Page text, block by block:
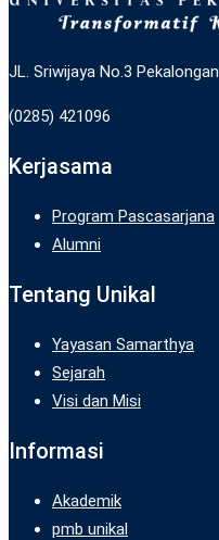
JL. Sriwijaya No.3 Pekalongan
(0285) 421096
Kerjasama
Program Pascasarjana
Alumni
Tentang Unikal
Yayasan Samarthya
Sejarah
Visi dan Misi
Informasi
Akademik
pmb unikal